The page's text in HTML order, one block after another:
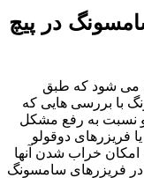
در پیچ
می شود که طبق
با بررسی هایی که
و نسبت به رفع مشکل
فریزرهای دوقولو
امکان خراب شدن آنها
در فریزرهای سامسونگ